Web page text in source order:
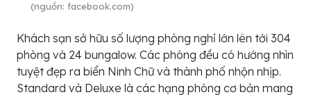
(nguồn: facebook.com)
Khách sạn sở hữu số lượng phòng nghỉ lớn lên tới 304
phòng và 24 bungalow. Các phòng đều có hướng nhìn
tuyệt đẹp ra biển Ninh Chữ và thành phố nhộn nhịp.
Standard và Deluxe là các hạng phòng cơ bản mang